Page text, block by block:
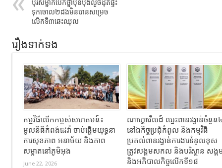
បុរសម្នាក់បែកថ្នាំប៉ុនប៉ុងលួចដុតផ្ទះ
ទុកចោល២ដងមិនបានសម្រេច
លើកទី៣ឆេះឈុល
រឿងទាក់ទង
កម្មវិធីលើកកម្ពស់សហគមន៍៖
មូលនិធិកំពង់ដេវ៉ា ចាប់ផ្តើមយុទ្ធនា
ការសុខភាព អនាម័យ និងភាព
សម្អាតនៅភូមិអុង
June 22, 2026
ណាហ្គាវើលដ៍ ឈ្នះពានរង្វាន់ចំនួន
នៅឯកិច្ចប្រជុំកំពូល និងកម្មវិធី
ប្រគល់ពានរង្វាន់ការងារទំនួលខុស
ត្រូវសង្គមសកល និងបរិស្ថាន សង្គ
និងអភិបាលកិច្ចលើកទី១៨